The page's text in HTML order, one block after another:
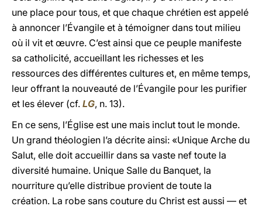
une place pour tous, et que chaque chrétien est appelé
à annoncer l’Évangile et à témoigner dans tout milieu
où il vit et œuvre. C’est ainsi que ce peuple manifeste
sa catholicité, accueillant les richesses et les
ressources des différentes cultures et, en même temps,
leur offrant la nouveauté de l’Évangile pour les purifier
et les élever (cf. LG, n. 13).
En ce sens, l’Église est une mais inclut tout le monde.
Un grand théologien l’a décrite ainsi: «Unique Arche du
Salut, elle doit accueillir dans sa vaste nef toute la
diversité humaine. Unique Salle du Banquet, la
nourriture qu’elle distribue provient de toute la
création. La robe sans couture du Christ est aussi — et